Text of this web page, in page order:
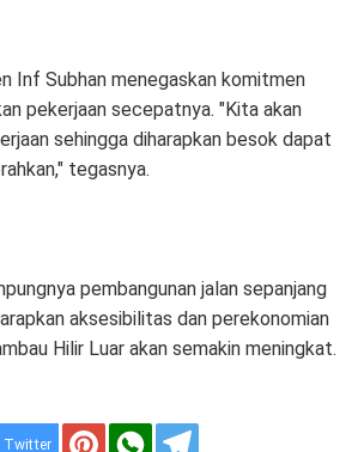
Inf Subhan menegaskan komitmen
pekerjaan secepatnya. "Kita akan
sehingga diharapkan besok dapat
tegasnya.
pembangunan jalan sepanjang
aksesibilitas dan perekonomian
Hilir Luar akan semakin meningkat.
Twitter